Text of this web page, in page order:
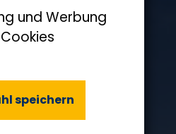
und Werbung
Cookies
speichern